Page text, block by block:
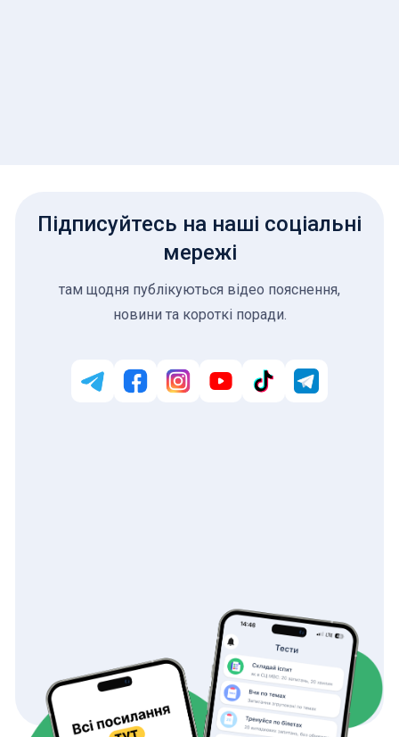
Підписуйтесь на наші соціальні
мережі
там щодня публікуються відео пояснення,
новини та короткі поради.